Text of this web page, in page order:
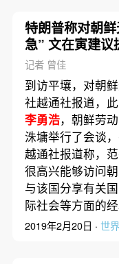
特朗普称对朝
急” 文在寅建议
济合作
记者 曾佳
到访平壤，对朝
社越通社报道，
李勇浩，朝鲜劳
洙墉举行了会谈
越通社报道称，
很高兴能够访问
与该国分享有关
际社会等方面的
2019年2月20日 · 世